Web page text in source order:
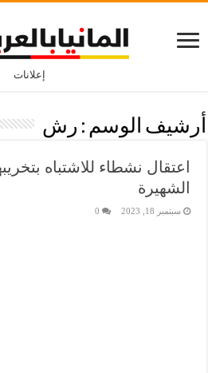
إعلانات
أرشيف الوسم : رش
اعتقال نشطاء للاشتباه
الشهيرة
سبتمبر 18, 2023 0